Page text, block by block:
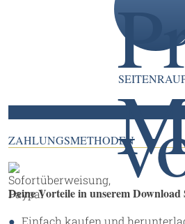
ZAHLUNGSMETHODEN
Deine Vorteile in unserem Download
Einfach kaufen und